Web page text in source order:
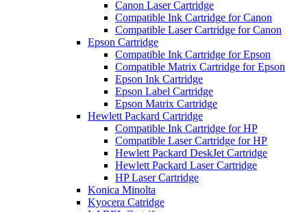
Canon Laser Cartridge
Compatible Ink Cartridge for Canon
Compatible Laser Cartridge for Canon
Epson Cartridge
Compatible Ink Cartridge for Epson
Compatible Matrix Cartridge for Epson
Epson Ink Cartridge
Epson Label Cartridge
Epson Matrix Cartridge
Hewlett Packard Cartridge
Compatible Ink Cartridge for HP
Compatible Laser Cartridge for HP
Hewlett Packard DeskJet Cartridge
Hewlett Packard Laser Cartridge
HP Laser Cartridge
Konica Minolta
Kyocera Catridge